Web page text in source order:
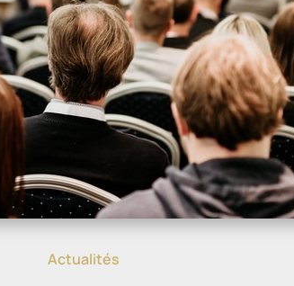
Actualités